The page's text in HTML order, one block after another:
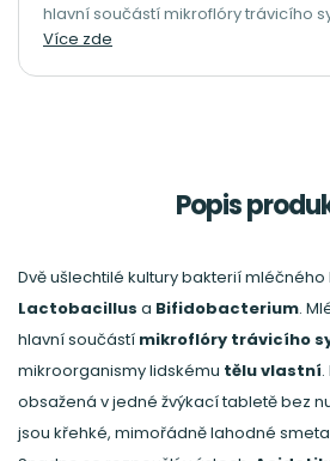
hlavní součástí mikroflóry trávicího
Více zde
Popis
Dvě ušlechtilé kultury bakterií
Lactobacillus a Bifidobacterium.
hlavní součástí mikroflóry trávicího
mikroorganismy lidskému tělu vlastní
obsažená v jedné žvýkací tabletě bez
jsou křehké, mimořádně lahodné